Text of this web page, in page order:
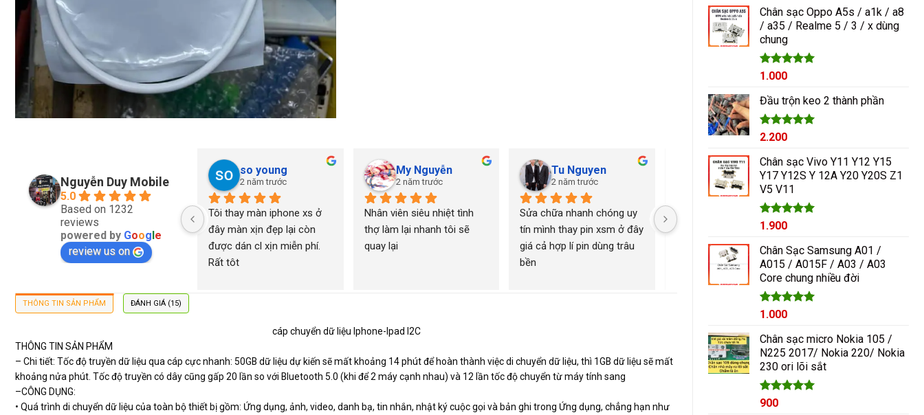
5 sao
Chân sạc Oppo A5s / a1k / a8
/ a35 / Realme 5 / 3 / x dùng
chung
Được xếp
5 sao
1.000
Đầu trộn keo 2 thành phần
Được xếp
5 sao
2.200
Chân sạc Vivo Y11 Y12 Y15
Y17 Y12S Y 12A Y20 Y20S Z1
V5 V11
Được xếp
5 sao
1.900
Chân Sạc Samsung A01 /
A015 / A015F / A03 / A03
Core chung nhiều đời
Được xếp
5 sao
Giá
là:
1.200₫.
1.000Giá
tại
là:
1.000₫.
Chân sạc micro Nokia 105 /
N225 2017/ Nokia 220/ Nokia
230 ori lõi sắt
Được xếp
900
Nguyễn Duy Mobile
5.0
Based on 1232
reviews
powered by Goog e
review us on
so young
2 năm trước
Tôi thay màn iphone xs ở
đây màn xịn đẹp lại còn
được dán cl xịn miễn phí.
Rất tôt
My Nguyễn
2 năm trước
Nhân viên siêu nhiệt tình
thợ làm lại nhanh tôi sẽ
quay lại
Tu Nguyen
2 năm trước
Sửa chữa nhanh chóng uy
tín mình thay pin xsm ở đây
giá cả hợp lí pin dùng trâu
bền
Cham Ha
2 năm trước
Nguyễn Duy sửa chữa rất
tốt giá hợp lí rẻ so với mặt
bằng chung. Uy tín
2 năm trước
ép lại kính là đẹp
ngayyy. Đẹp lắm
THÔNG TIN SẢN PHẨM ĐÁNH GIÁ (15)
cáp chuyển dữ liệu Iphone-Ipad I2C
THÔNG TIN SẢN PHẨM
– Chi tiết: Tốc độ truyền dữ liệu qua cáp cực nhanh: 50GB dữ liệu dự kiến sẽ mất khoảng 14 phút để hoàn thành việc di chuyển dữ liệu, thì 1GB dữ liệu sẽ mất
khoảng nửa phút. Tốc độ truyền có dây cũng gấp 20 lần so với Bluetooth 5.0 (khi để 2 máy cạnh nhau) và 12 lần tốc độ chuyển từ máy tính sang
–CÔNG DỤNG:
• Quá trình di chuyển dữ liệu của toàn bộ thiết bị gồm: Ứng dụng, ảnh, video, danh bạ, tin nhắn, nhật ký cuộc gọi và bản ghi trong Ứng dụng, chẳng hạn như